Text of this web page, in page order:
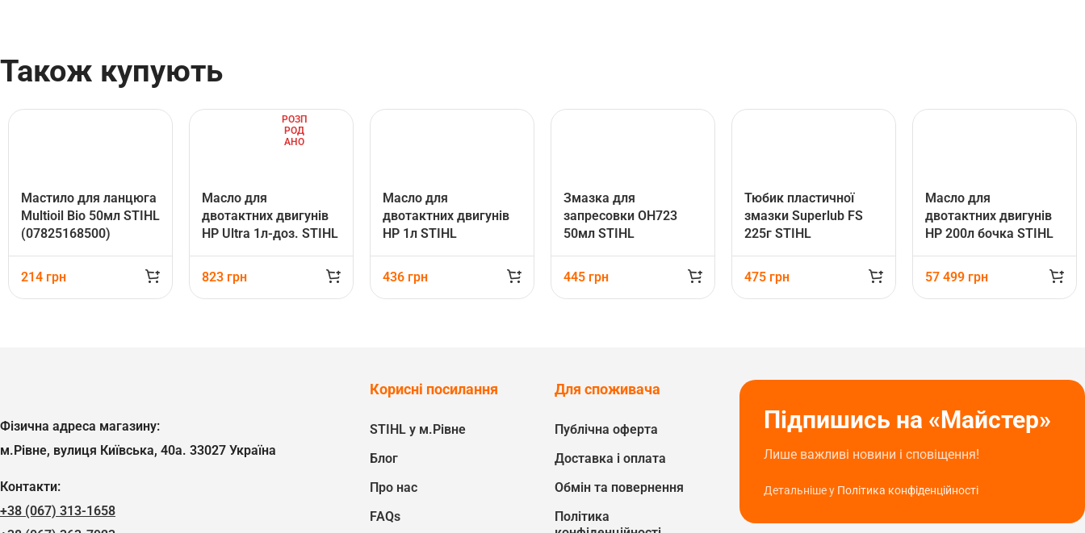
Також купують
Мастило для ланцюга
Multioil Bio 50мл STIHL
(07825168500)
214 грн
РОЗП
РОД
АНО
Масло для
двотактних двигунів
HP Ultra 1л-доз. STIHL
823 грн
Масло для
двотактних двигунів
HP 1л STIHL
436 грн
Змазка для
запресовки OH723
50мл STIHL
445 грн
Тюбик пластичної
змазки Superlub FS
225г STIHL
475 грн
Масло для
двотактних двигунів
НР 200л бочка STIHL
57 499 грн
Фізична адреса магазину:
м.Рівне, вулиця Київська, 40а. 33027 Україна
Контакти:
+38 (067) 313-1658
Корисні посилання
STIHL у м.Рівне
Блог
Про нас
FAQs
Для споживача
Публічна оферта
Доставка і оплата
Обмін та повернення
Політика
Підпишись на «Майстер»
Лише важливі новини і сповіщення!
Детальніше у Політика конфіденційності